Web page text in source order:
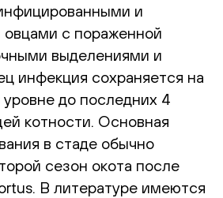
и
с пораженной
выделениями и
инфекция сохраняется на
до последних 4
котности. Основная
в стаде обычно
сезон окота после
В литературе имеются